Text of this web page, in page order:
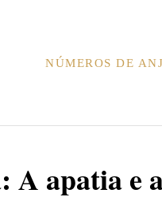
NÚMEROS DE
A apatia e